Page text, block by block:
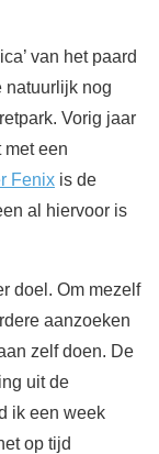
van het paard
natuurlijk nog
Vorig jaar
met een
Fenix is de
al hiervoor is
doel. Om mezelf
aanzoeken
zelf doen. De
uit de
ik een week
op tijd